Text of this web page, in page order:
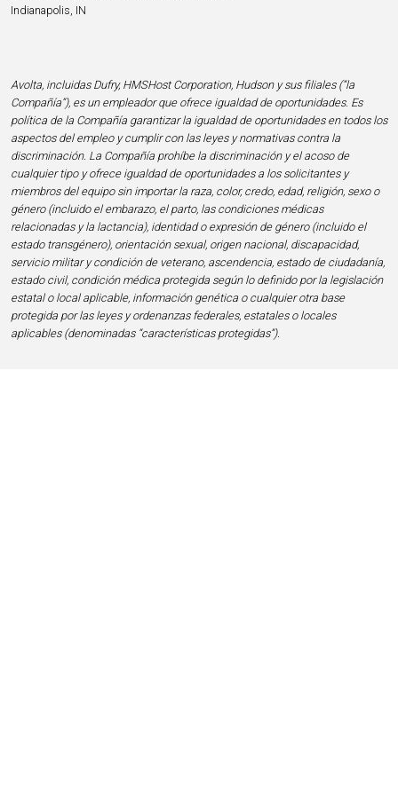
Indianapolis, IN
Avolta, incluidas Dufry, HMSHost Corporation, Hudson y sus filiales (“la
Compañía”), es un empleador que ofrece igualdad de oportunidades. Es
política de la Compañía garantizar la igualdad de oportunidades en todos los
aspectos del empleo y cumplir con las leyes y normativas contra la
discriminación. La Compañía prohíbe la discriminación y el acoso de
cualquier tipo y ofrece igualdad de oportunidades a los solicitantes y
miembros del equipo sin importar la raza, color, credo, edad, religión, sexo o
género (incluido el embarazo, el parto, las condiciones médicas
relacionadas y la lactancia), identidad o expresión de género (incluido el
estado transgénero), orientación sexual, origen nacional, discapacidad,
servicio militar y condición de veterano, ascendencia, estado de ciudadanía,
estado civil, condición médica protegida según lo definido por la legislación
estatal o local aplicable, información genética o cualquier otra base
protegida por las leyes y ordenanzas federales, estatales o locales
aplicables (denominadas “características protegidas”).